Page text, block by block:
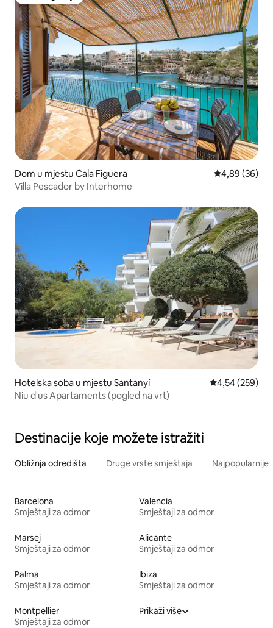
Dom u mjestu Cala Figuera Prosječna
4,89 (36)
Villa Pescador by Interhome
Hotelska soba u mjestu Santanyí Prosječna
4,54 (259)
Niu d'us Apartaments (pogled na vrt)
Destinacije koje možete istražiti
Obližnja odredišta Druge vrste smještaja Najpopularnije
Barcelona
Smještaji za odmor
Valencia
Smještaji za odmor
Marsej
Smještaji za odmor
Alicante
Smještaji za odmor
Palma
Smještaji za odmor
Ibiza
Smještaji za odmor
Montpellier
Smještaji za odmor
Prikaži više